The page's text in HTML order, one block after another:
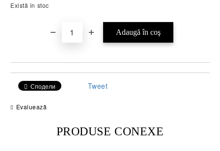
Există în stoc
Сподели Tweet
Evaluează
PRODUSE CONEXE